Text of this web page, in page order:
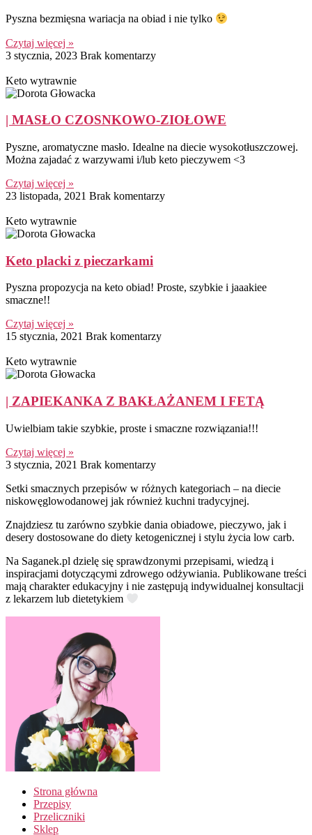
Pyszna bezmięsna wariacja na obiad i nie tylko
Czytaj więcej »
3 stycznia, 2023 Brak komentarzy
Keto wytrawnie
| MASŁO CZOSNKOWO-ZIOŁOWE
Pyszne, aromatyczne masło. Idealne na diecie wysokotłuszczowej.
Można zajadać z warzywami i/lub keto pieczywem <3
Czytaj więcej »
23 listopada, 2021 Brak komentarzy
Keto wytrawnie
Keto placki z pieczarkami
Pyszna propozycja na keto obiad! Proste, szybkie i jaaakiee
smaczne!!
Czytaj więcej »
15 stycznia, 2021 Brak komentarzy
Keto wytrawnie
| ZAPIEKANKA Z BAKŁAŻANEM I FETĄ
Uwielbiam takie szybkie, proste i smaczne rozwiązania!!!
Czytaj więcej »
3 stycznia, 2021 Brak komentarzy
Setki smacznych przepisów w różnych kategoriach – na diecie
niskowęglowodanowej jak również kuchni tradycyjnej.
Znajdziesz tu zarówno szybkie dania obiadowe, pieczywo, jak i
desery dostosowane do diety ketogenicznej i stylu życia low carb.
Na Saganek.pl dzielę się sprawdzonymi przepisami, wiedzą i
inspiracjami dotyczącymi zdrowego odżywiania. Publikowane treści
mają charakter edukacyjny i nie zastępują indywidualnej konsultacji
z lekarzem lub dietetykiem
Strona główna
Przepisy
Przeliczniki
Sklep